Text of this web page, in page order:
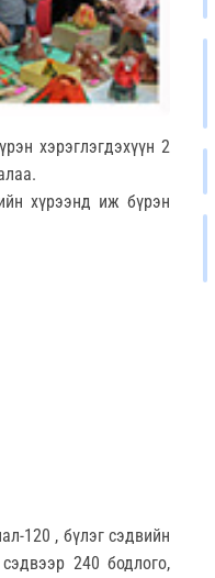
хэрэглэгдэхүүн 2
хүрээнд иж бүрэн
120 , бүлэг сэдвийн
240 бодлого,